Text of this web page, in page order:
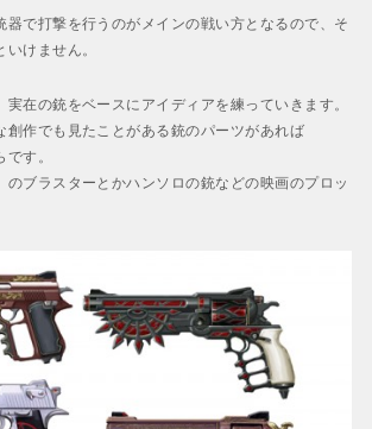
器で打撃を行うのがメインの戦い方となるので、そ
けません。
実在の銃をベースにアイディアを練っていきます。
創作でも見たことがある銃のパーツがあれば
す。
のブラスターとかハンソロの銃などの映画のプロッ